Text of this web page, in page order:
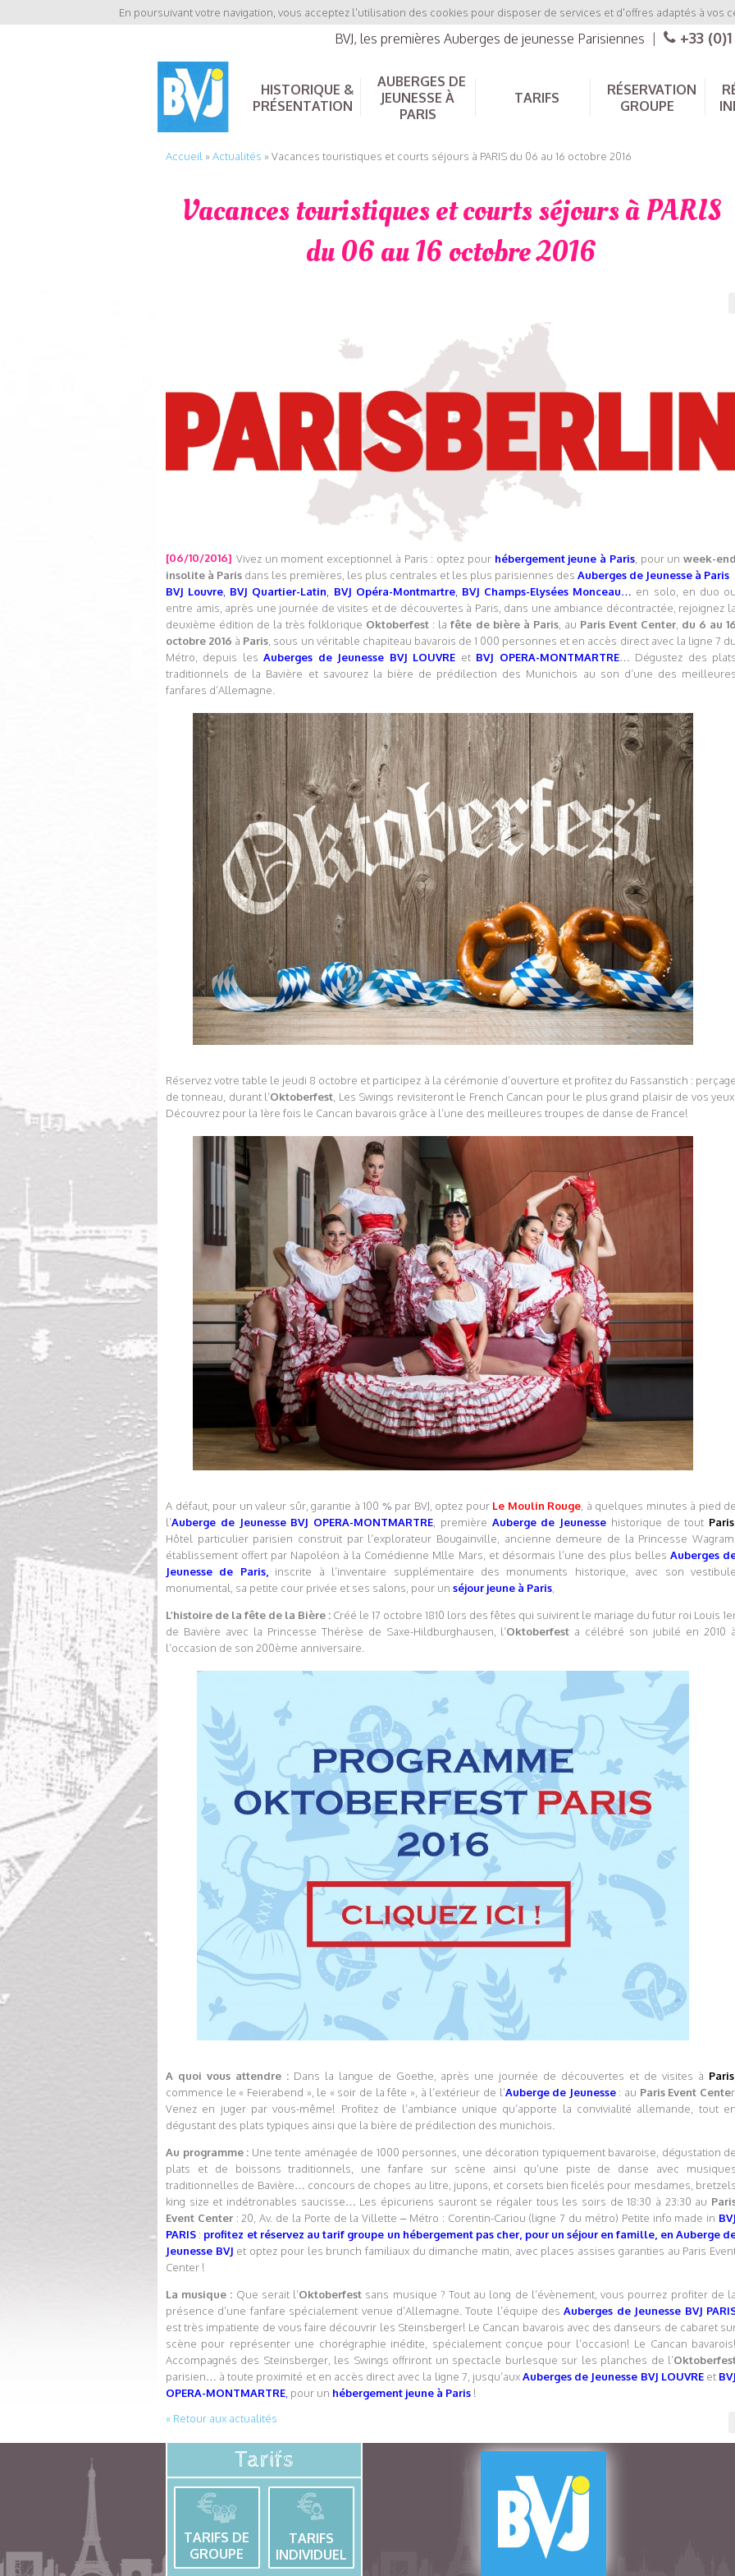
En poursuivant votre navigation, vous acceptez l'utilisation des cookies pour disposer de services et d'offres adaptés à vos
BVJ, les premières Auberges de jeunesse Parisiennes +33
HISTORIQUE &
PRÉSENTATION
AUBERGES DE
JEUNESSE À
PARIS
TARIFS
RÉSERVATION
GROUPE
Accueil »Actualités »Vacances touristiques et courts séjours à PARIS du 06 au 16 octobre 2016
Vacances touristiques et courts séjours à PARIS
du 06 au 16 octobre 2016
[06/10/2016] Vivez un moment exceptionnel à Paris : optez pour hébergement jeune à Paris, pour unweek-
insolite à Paris dans les premières, les plus centrales et les plus parisiennes des Auberges de Jeunesse à Paris
BVJ Louvre, BVJ Quartier-Latin, BVJ Opéra-Montmartre, BVJ Champs-Elysées Monceau… en solo, en duo
entre amis, après une journée de visites et de découvertes à Paris, dans une ambiance décontractée, rejoignez
deuxième édition de la très folklorique Oktoberfest : lafête de bière à Paris, au Paris Event Center, du 6 au
octobre 2016 à Paris, sous un véritable chapiteau bavarois de 1 000 personnes et en accès direct avec la ligne 7
Métro, depuis lesAuberges de Jeunesse BVJ LOUVRE et BVJ OPERA-MONTMARTRE… Dégustez des
traditionnels de la Bavière et savourez la bière de prédilection des Munichois au son d’une des
fanfares d’Allemagne.
Réservez votre table le jeudi 8 octobre et participez à la cérémonie d’ouverture et profitez du Fassanstich :
de tonneau, durant l’Oktoberfest, Les Swings revisiteront le French Cancan pour le plus grand plaisir de vos
Découvrez pour la 1ère fois le Cancan bavarois grâce à l’une des meilleures troupes de danse de France!
A défaut, pour un valeur sûr, garantie à 100 % par BVJ, optez pour Le Moulin Rouge, à quelques minutes à pied
l’Auberge de Jeunesse BVJ OPERA-MONTMARTRE, première Auberge de Jeunesse historique de tout Paris
Hôtel particulier parisien construit par l’explorateur Bougainville, ancienne demeure de la Princesse
établissement offert par Napoléon à la Comédienne Mlle Mars, et désormais l’une des plus belles Auberges
Jeunesse de Paris,inscrite à l’inventaire supplémentaire des monuments historique, avec son
monumental, sa petite cour privée et ses salons, pour un séjour jeune à Paris,
L’histoire de la fête de la Bière : Créé le 17 octobre 1810 lors des fêtes qui suivirent le mariage du futur roi Louis
de Bavière avec la Princesse Thérèse de Saxe-Hildburghausen, l’Oktoberfest a célébré son jubilé en 2010
l’occasion de son 200ème anniversaire.
A quoi vous attendre : Dans la langue de Goethe, après une journée de découvertes et de visites à Paris
commence le « Feierabend », le « soir de la fête », à l’extérieur de l’Auberge de Jeunesse: au Paris Event Cente
Venez en juger par vous-même! Profitez de l’ambiance unique qu’apporte la convivialité allemande, tout
dégustant des plats typiques ainsi que la bière de prédilection des munichois.
Au programme : Une tente aménagée de 1000 personnes, une décoration typiquement bavaroise, dégustation
plats et de boissons traditionnels, une fanfare sur scène ainsi qu’une piste de danse avec
traditionnelles de Bavière… concours de chopes au litre, jupons, et corsets bien ficelés pour mesdames,
king size et indétronables saucisse… Les épicuriens sauront se régaler tous les soirs de 18:30 à 23:30 au
Event Center: 20, Av. de la Porte de la Villette – Métro : Corentin-Cariou (ligne 7 du métro) Petite info made in
PARIS : profitez et réservez au tarif groupe un hébergement pas cher, pour un séjour en famille, en Auberge
Jeunesse BVJ et optez pour les brunch familiaux du dimanche matin, avec places assises garanties au Paris
Center !
La musique : Que serait l’Oktoberfest sans musique ? Tout au long de l’évènement, vous pourrez profiter de
présence d’une fanfare spécialement venue d’Allemagne. Toute l’équipe desAuberges de Jeunesse BVJ
est très impatiente de vous faire découvrir les Steinsberger! Le Cancan bavarois avec des danseurs de cabaret
scène pour représenter une chorégraphie inédite, spécialement conçue pour l’occasion! Le Cancan
Accompagnés des Steinsberger, les Swings offriront un spectacle burlesque sur les planches de l’
parisien… à toute proximité et en accès direct avec la ligne 7, jusqu’auxAuberges de Jeunesse BVJ LOUVREet
OPERA-MONTMARTRE, pour un hébergement jeune à Paris !
« Retour aux actualités
Tarifs
TARIFS DE
GROUPE
TARIFS
INDIVIDUEL